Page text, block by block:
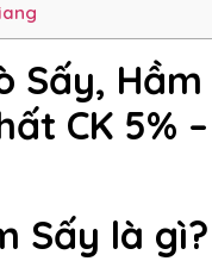
Sấy, Hầm
CK 5% –
Sấy là gì?